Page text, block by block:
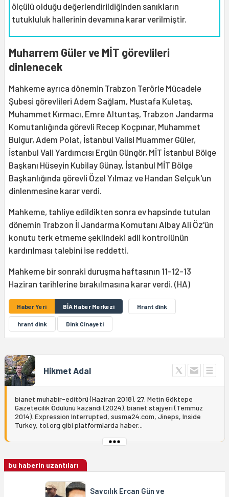
ölçülü olduğu değerlendirildiğinden sanıkların
tutukluluk hallerinin devamına karar verilmiştir.
Muharrem Güler ve MİT görevlileri
dinlenecek
Mahkeme ayrıca dönemin Trabzon Terörle Mücadele
Şubesi görevlileri Adem Sağlam, Mustafa Kuletaş,
Muhammet Kırmacı, Emre Altuntaş, Trabzon Jandarma
Komutanlığında görevli Recep Koçpınar, Muhammet
Bulgur, Adem Polat, İstanbul Valisi Muammer Güler,
İstanbul Vali Yardımcısı Ergün Güngör, MİT İstanbul Bölge
Başkanı Hüseyin Kubilay Günay, İstanbul MİT Bölge
Başkanlığında görevli Özel Yılmaz ve Handan Selçuk'un
dinlenmesine karar verdi.
Mahkeme, tahliye edildikten sonra ev hapsinde tutulan
dönemin Trabzon İl Jandarma Komutanı Albay Ali Öz'ün
konutu terk etmeme şeklindeki adli kontrolünün
kardırılması talebini ise reddetti.
Mahkeme bir sonraki duruşma haftasının 11-12-13
Haziran tarihlerine bırakılmasına karar verdi. (HA)
Haber Yeri BİA Haber Merkezi Hrant dînk
hrant dink Dink Cinayeti
Hikmet Adal
bianet muhabir-editörü (Haziran 2018). 27. Metin Göktepe
Gazetecilik Ödülünü kazandı (2024). bianet stajyeri (Temmuz
2014). Expression Interrupted, susma24.com, Jineps, Inside
Turkey, tol.org gibi platformlarda haber...
bu haberin uzantıları
Savcılık Ercan Gün ve